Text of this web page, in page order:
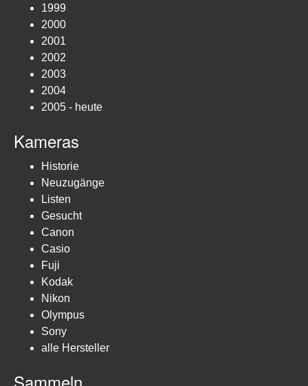
1999
2000
2001
2002
2003
2004
2005 - heute
Kameras
Historie
Neuzugänge
Listen
Gesucht
Canon
Casio
Fuji
Kodak
Nikon
Olympus
Sony
alle Hersteller